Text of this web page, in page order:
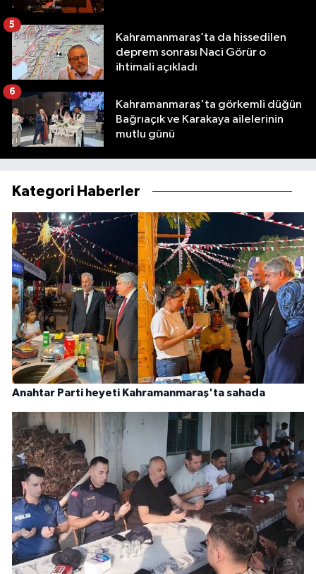
Kahramanmaraş’ta da hissedilen
deprem sonrası Naci Görür o
ihtimali açıkladı
5
Kahramanmaraş'ta görkemli düğün
Bağrıaçık ve Karakaya ailelerinin
mutlu günü
6
Kategori Haberler
Anahtar Parti heyeti Kahramanmaraş'ta sahada